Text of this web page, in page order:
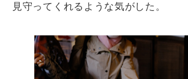
見守ってくれるような気がした。